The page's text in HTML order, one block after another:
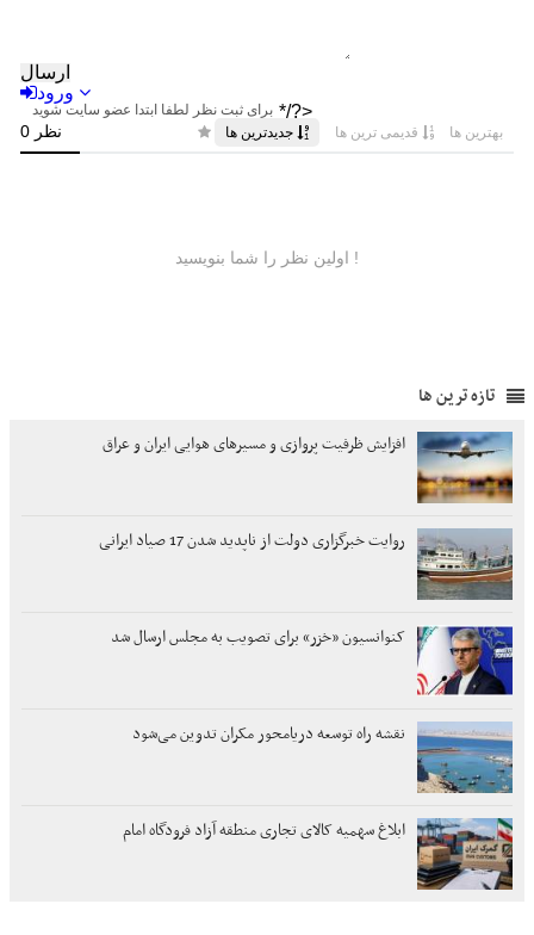
تازه ترین ها
افزایش ظرفیت پروازی و مسیرهای هوایی ایران و عراق
روایت خبرگزاری دولت از ناپدید شدن 17 صیاد ایرانی
کنوانسیون «خزر» برای تصویب به مجلس ارسال شد
نقشه راه توسعه دریامحور مکران تدوین می‌شود
ابلاغ سهمیه کالای تجاری منطقه آزاد فرودگاه امام